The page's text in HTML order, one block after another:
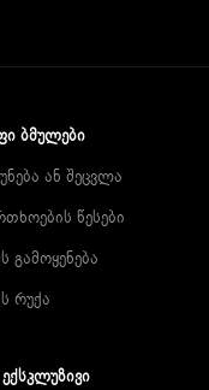
ᲑᲛᲣᲚᲔᲑᲘ
ან შეცვლა
წესები
გამოყენება
რუქა
ᲔᲥᲡᲙᲚᲣᲖᲘᲕᲘ